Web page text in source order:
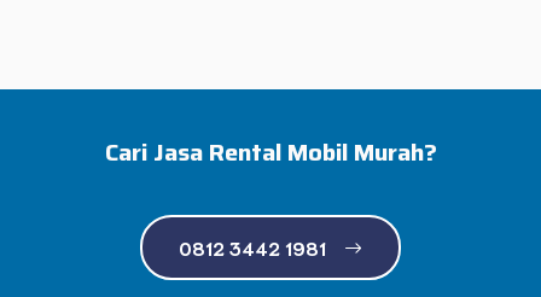
Cari Jasa Rental Mobil Murah?
0812 3442 1981